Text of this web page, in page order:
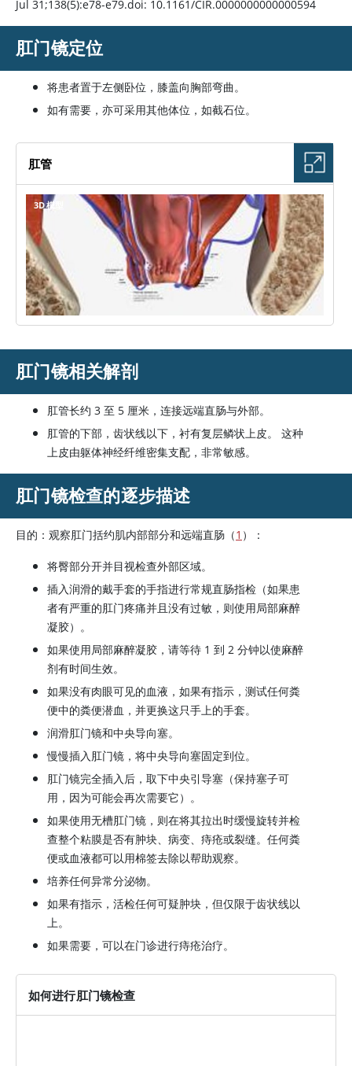
Jul 31;138(5):e78-e79.doi: 10.1161/CIR.0000000000000594
肛门镜定位
将患者置于左侧卧位，膝盖向胸部弯曲。
如有需要，亦可采用其他体位，如截石位。
肛管
3D 模型
肛门镜相关解剖
肛管长约 3 至 5 厘米，连接远端直肠与外部。
肛管的下部，齿状线以下，衬有复层鳞状上皮。 这种
上皮由躯体神经纤维密集支配，非常敏感。
肛门镜检查的逐步描述
目的：观察肛门括约肌内部部分和远端直肠（1 ）：
将臀部分开并目视检查外部区域。
插入润滑的戴手套的手指进行常规直肠指检（如果患
者有严重的肛门疼痛并且没有过敏，则使用局部麻醉
凝胶）。
如果使用局部麻醉凝胶，请等待 1 到 2 分钟以使麻醉
剂有时间生效。
如果没有肉眼可见的血液，如果有指示，测试任何粪
便中的粪便潜血，并更换这只手上的手套。
润滑肛门镜和中央导向塞。
慢慢插入肛门镜，将中央导向塞固定到位。
肛门镜完全插入后，取下中央引导塞（保持塞子可
用，因为可能会再次需要它）。
如果使用无槽肛门镜，则在将其拉出时缓慢旋转并检
查整个粘膜是否有肿块、病变、痔疮或裂缝。任何粪
便或血液都可以用棉签去除以帮助观察。
培养任何异常分泌物。
如果有指示，活检任何可疑肿块，但仅限于齿状线以
上。
如果需要，可以在门诊进行痔疮治疗。
如何进行肛门镜检查